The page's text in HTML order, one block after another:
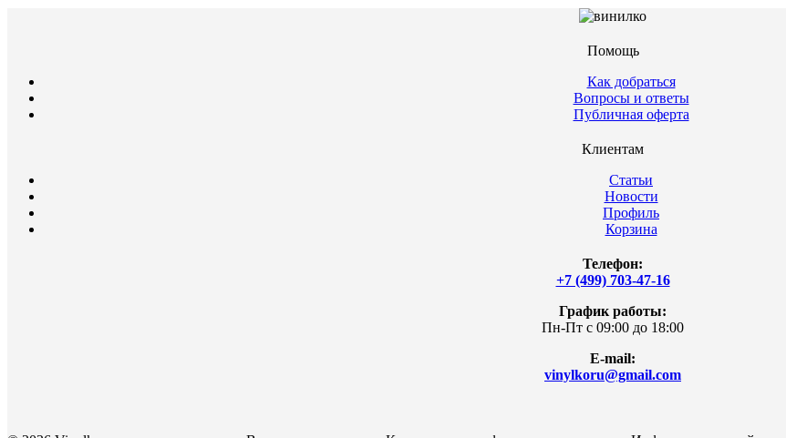
Помощь
Как добраться
Вопросы и ответы
Публичная оферта
Клиентам
Статьи
Новости
Профиль
Корзина
Телефон:
+7 (499) 703-47-16
График работы:
Пн-Пт с 09:00 до 18:00
E-mail:
vinylkoru@gmail.com